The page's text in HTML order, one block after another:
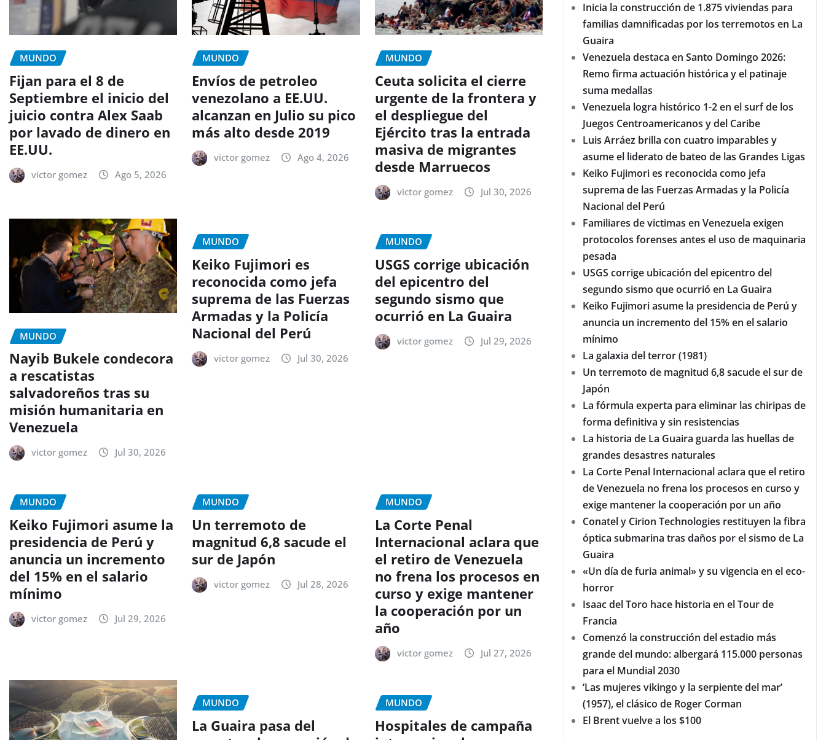
MUNDO
Fijan para el 8 de
Septiembre el inicio del
juicio contra Alex Saab
por lavado de dinero en
EE.UU.
victor gomez Ago 5, 2026
MUNDO
Envíos de petroleo
venezolano a EE.UU.
alcanzan en Julio su pico
más alto desde 2019
victor gomez Ago 4, 2026
MUNDO
Ceuta solicita el cierre
urgente de la frontera y
el despliegue del
Ejército tras la entrada
masiva de migrantes
desde Marruecos
victor gomez Jul 30, 2026
MUNDO
Nayib Bukele condecora
a rescatistas
salvadoreños tras su
misión humanitaria en
Venezuela
victor gomez Jul 30, 2026
MUNDO
Keiko Fujimori es
reconocida como jefa
suprema de las Fuerzas
Armadas y la Policía
Nacional del Perú
victor gomez Jul 30, 2026
MUNDO
USGS corrige ubicación
del epicentro del
segundo sismo que
ocurrió en La Guaira
victor gomez Jul 29, 2026
MUNDO
Keiko Fujimori asume la
presidencia de Perú y
anuncia un incremento
del 15% en el salario
mínimo
victor gomez Jul 29, 2026
MUNDO
Un terremoto de
magnitud 6,8 sacude el
sur de Japón
victor gomez Jul 28, 2026
MUNDO
La Corte Penal
Internacional aclara que
el retiro de Venezuela
no frena los procesos en
curso y exige mantener
la cooperación por un
año
victor gomez Jul 27, 2026
MUNDO
La Guaira pasa del
MUNDO
Hospitales de campaña
Inicia la construcción de 1.875 viviendas para
familias damnificadas por los terremotos en La
Guaira
Venezuela destaca en Santo Domingo 2026:
Remo firma actuación histórica y el patinaje
suma medallas
Venezuela logra histórico 1-2 en el surf de los
Juegos Centroamericanos y del Caribe
Luis Arráez brilla con cuatro imparables y
asume el liderato de bateo de las Grandes Ligas
Keiko Fujimori es reconocida como jefa
suprema de las Fuerzas Armadas y la Policía
Nacional del Perú
Familiares de victimas en Venezuela exigen
protocolos forenses antes el uso de maquinaria
pesada
USGS corrige ubicación del epicentro del
segundo sismo que ocurrió en La Guaira
Keiko Fujimori asume la presidencia de Perú y
anuncia un incremento del 15% en el salario
mínimo
La galaxia del terror (1981)
Un terremoto de magnitud 6,8 sacude el sur de
Japón
La fórmula experta para eliminar las chiripas de
forma definitiva y sin resistencias
La historia de La Guaira guarda las huellas de
grandes desastres naturales
La Corte Penal Internacional aclara que el retiro
de Venezuela no frena los procesos en curso y
exige mantener la cooperación por un año
Conatel y Cirion Technologies restituyen la fibra
óptica submarina tras daños por el sismo de La
Guaira
«Un día de furia animal» y su vigencia en el eco-
horror
Isaac del Toro hace historia en el Tour de
Francia
Comenzó la construcción del estadio más
grande del mundo: albergará 115.000 personas
para el Mundial 2030
‘Las mujeres vikingo y la serpiente del mar’
(1957), el clásico de Roger Corman
El Brent vuelve a los $100